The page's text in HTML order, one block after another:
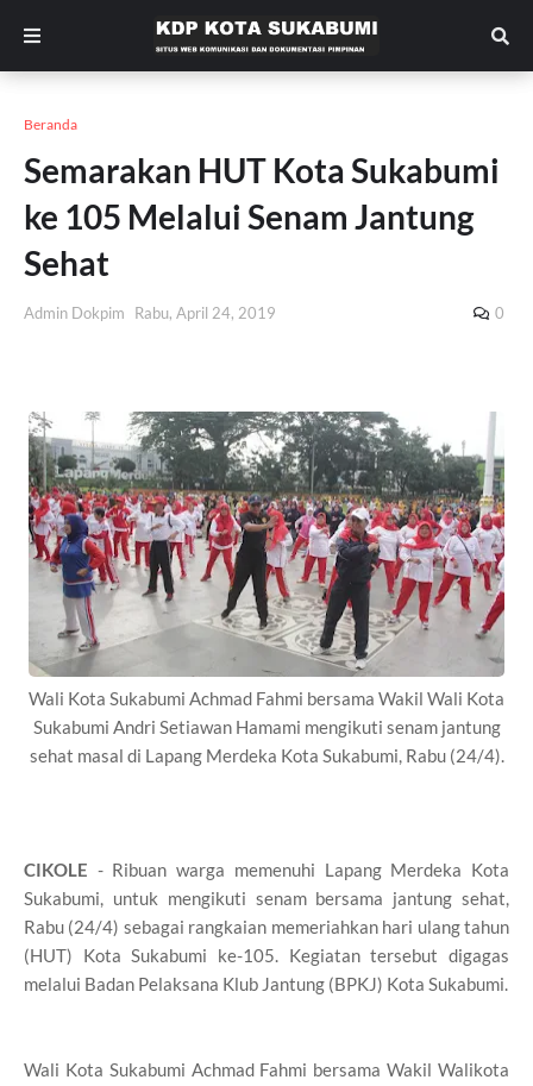
Beranda
Semarakan HUT Kota Sukabumi
ke 105 Melalui Senam Jantung
Sehat
Admin Dokpim Rabu, April 24, 2019 0
Wali Kota Sukabumi Achmad Fahmi bersama Wakil Wali Kota
Sukabumi Andri Setiawan Hamami mengikuti senam jantung
sehat masal di Lapang Merdeka Kota Sukabumi, Rabu (24/4).
CIKOLE - Ribuan warga memenuhi Lapang Merdeka Kota
Sukabumi, untuk mengikuti senam bersama jantung sehat,
Rabu (24/4) sebagai rangkaian memeriahkan hari ulang tahun
(HUT) Kota Sukabumi ke-105. Kegiatan tersebut digagas
melalui Badan Pelaksana Klub Jantung (BPKJ) Kota Sukabumi.
Wali Kota Sukabumi Achmad Fahmi bersama Wakil Walikota